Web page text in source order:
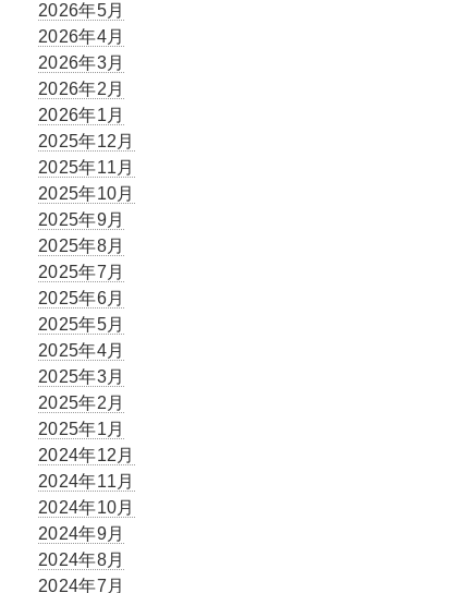
2026年5月
2026年4月
2026年3月
2026年2月
2026年1月
2025年12月
2025年11月
2025年10月
2025年9月
2025年8月
2025年7月
2025年6月
2025年5月
2025年4月
2025年3月
2025年2月
2025年1月
2024年12月
2024年11月
2024年10月
2024年9月
2024年8月
2024年7月